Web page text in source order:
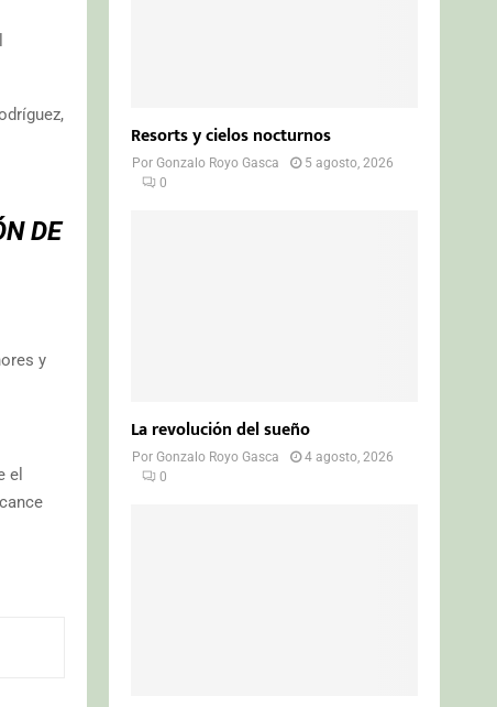
DE
y
el
Resorts y cielos nocturnos
PorGonzalo Royo Gasca
5 agosto, 2026
0
La revolución del sueño
PorGonzalo Royo Gasca
4 agosto, 2026
0